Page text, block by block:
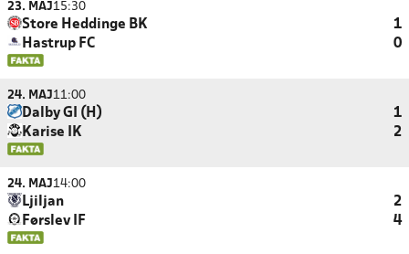
23. MAJ15:30
Store Heddinge BK
1
Hastrup FC
0
24. MAJ11:00
Dalby GI (H)
1
Karise IK
2
24. MAJ14:00
Ljiljan
2
Førslev IF
4